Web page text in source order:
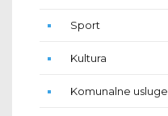
Sport
Kultura
Komunalne usluge